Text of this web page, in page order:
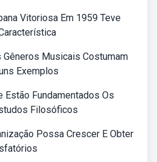
Vitoriosa Em 1959 Teve
Gêneros Musicais Costumam
Exemplos
Estão Fundamentados Os
Filosóficos
Possa Crescer E Obter